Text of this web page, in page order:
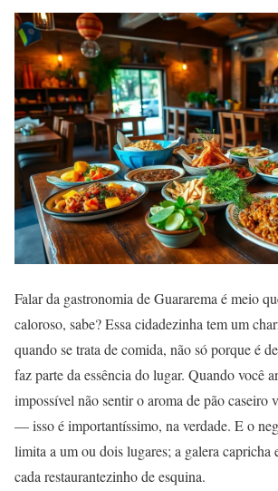
Falar da gastronomia de Guararema é meio
caloroso, sabe? Essa cidadezinha tem um
quando se trata de comida, não só porque é
faz parte da essência do lugar. Quando você
impossível não sentir o aroma de pão caseiro
— isso é importantíssimo, na verdade. E o
limita a um ou dois lugares; a galera capricha
cada restaurantezinho de esquina.